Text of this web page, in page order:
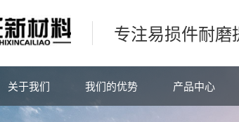
专注易损件耐磨
关于我们 我们的优势 产品中心